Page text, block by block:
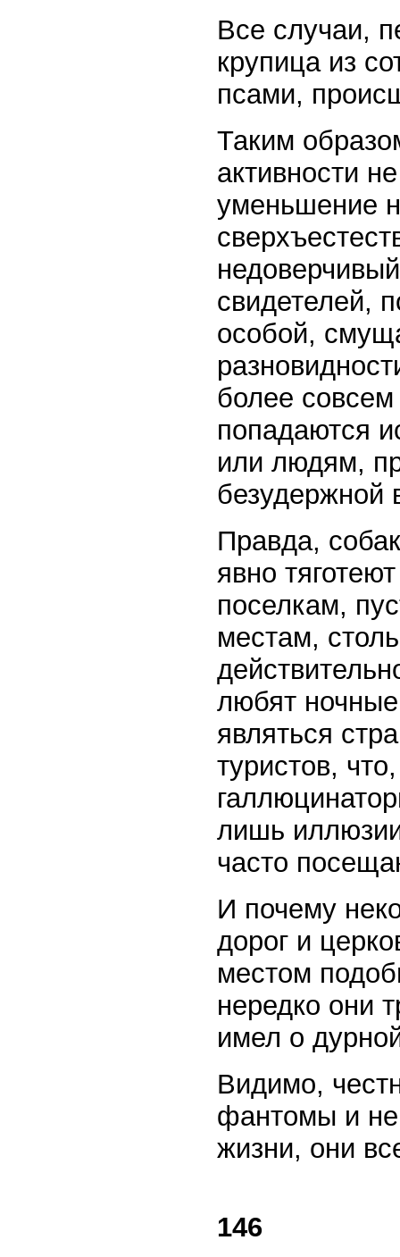
Все случаи,
крупица из
псами,
Таким
активности
уменьшение
свидетелей,
особой,
более
попадаются
или людям,
безудержной
Правда,
явно
поселкам,
местам,
любят
являться
туристов,
лишь
часто
И почему
дорог и
местом
нередко они
имел о
Видимо,
фантомы и не
жизни, они
146